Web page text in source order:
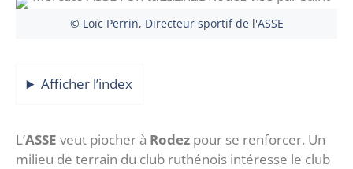
© Loïc Perrin, Directeur sportif de l'ASSE
Afficher l’index
L’ASSE veut piocher à Rodez pour se renforcer. Un
milieu de terrain du club ruthénois intéresse le club